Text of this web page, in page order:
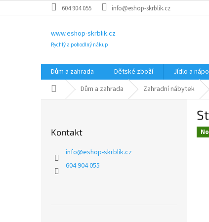
na
604 904 055 info@eshop-skrblik.cz
www.eshop-skrblik.cz
Rychlý a pohodlný nákup
Dům a zahrada Dětské zboží Jídlo a
Domů Dům a zahrada Zahradní nábytek
Kontakt
info@eshop-skrblik.cz
604 904 055